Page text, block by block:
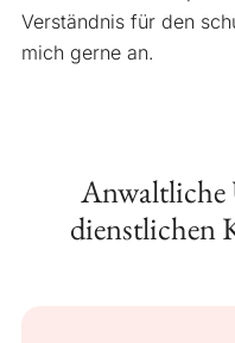
Verständnis für den
mich gerne an.
Anwaltliche
dienstlichen